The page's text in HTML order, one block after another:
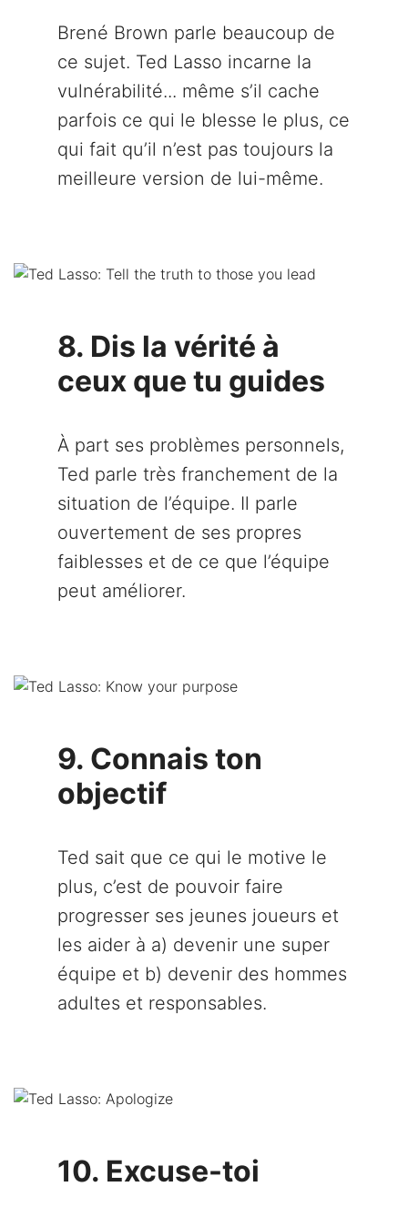
Brené Brown parle beaucoup de
ce sujet. Ted Lasso incarne la
vulnérabilité... même s’il cache
parfois ce qui le blesse le plus, ce
qui fait qu’il n’est pas toujours la
meilleure version de lui-même.
8. Dis la vérité à
ceux que tu guides
À part ses problèmes personnels,
Ted parle très franchement de la
situation de l’équipe. Il parle
ouvertement de ses propres
faiblesses et de ce que l’équipe
peut améliorer.
9. Connais ton
objectif
Ted sait que ce qui le motive le
plus, c’est de pouvoir faire
progresser ses jeunes joueurs et
les aider à a) devenir une super
équipe et b) devenir des hommes
adultes et responsables.
10. Excuse-toi